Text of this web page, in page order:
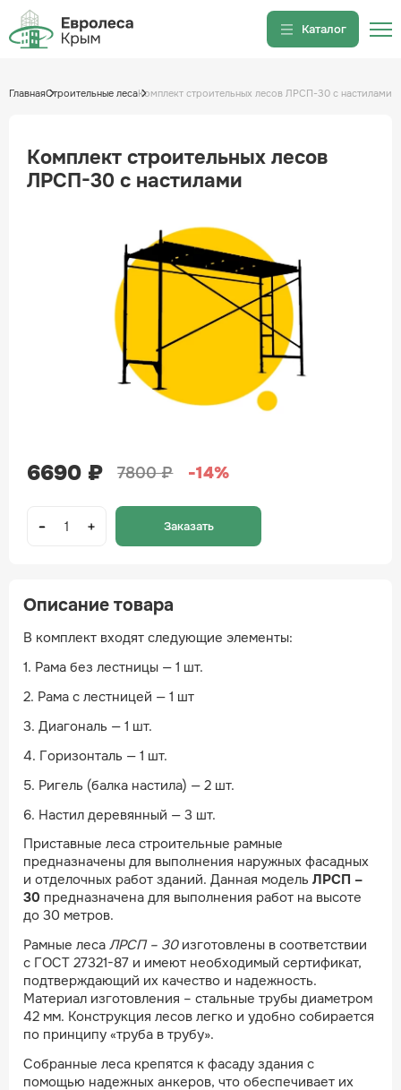
Каталог
Строительные леса
Фанера ламинированная в
Помосты строительные в
ГлавнаяСтроительные лесаКомплект строительных лесов ЛРСП-30 с настилами
Комплект строительных лесов
ЛРСП-30 с настилами
6690 ₽ 7800 ₽ -14%
Заказать
Описание товара
В комплект входят следующие элементы:
1. Рама без лестницы — 1 шт.
2. Рама с лестницей — 1 шт
3. Диагональ — 1 шт.
4. Горизонталь — 1 шт.
5. Ригель (балка настила) — 2 шт.
6. Настил деревянный — 3 шт.
Приставные леса строительные рамные
предназначены для выполнения наружных фасадных
и отделочных работ зданий. Данная модельЛРСП –
30 предназначена для выполнения работ на высоте
до 30 метров.
Рамные лесаЛРСП – 30изготовлены в соответствии
с ГОСТ 27321-87 и имеют необходимый сертификат,
подтверждающий их качество и надежность.
Материал изготовления – стальные трубы диаметром
42 мм. Конструкция лесов легко и удобно собирается
по принципу «труба в трубу».
Собранные леса крепятся к фасаду здания с
помощью надежных анкеров, что обеспечивает их